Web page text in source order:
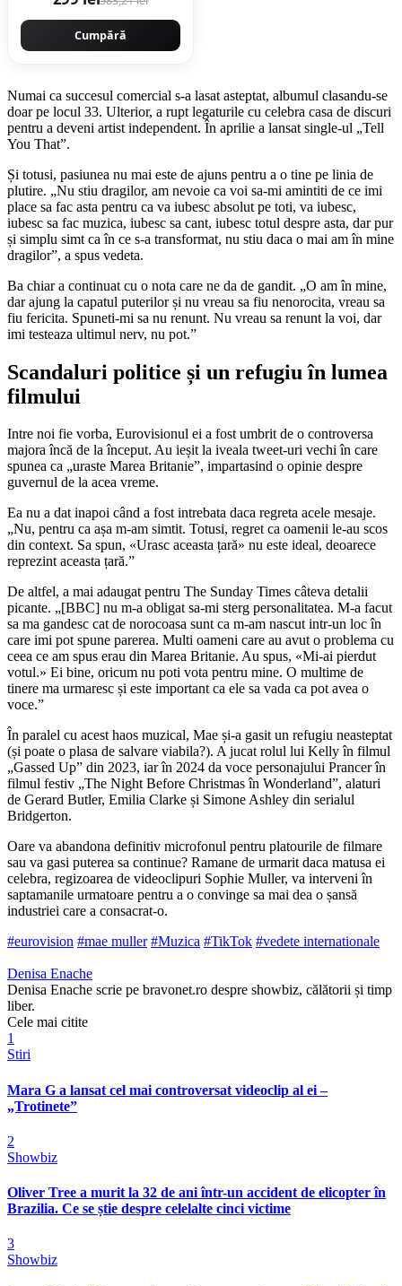
2M*, afisaj digital,
ventilat, URAL MASH IGBT
TEHNOLOGY ULTRA
Cumpără
Numai ca succesul comercial s-a lasat asteptat, albumul clasandu-se
doar pe locul 33. Ulterior, a rupt legaturile cu celebra casa de discuri
pentru a deveni artist independent. În aprilie a lansat single-ul „Tell
You That”.
Și totusi, pasiunea nu mai este de ajuns pentru a o tine pe linia de
plutire. „Nu stiu dragilor, am nevoie ca voi sa-mi amintiti de ce imi
place sa fac asta pentru ca va iubesc absolut pe toti, va iubesc,
iubesc sa fac muzica, iubesc sa cant, iubesc totul despre asta, dar pur
și simplu simt ca în ce s-a transformat, nu stiu daca o mai am în mine
dragilor”, a spus vedeta.
Ba chiar a continuat cu o nota care ne da de gandit. „O am în mine,
dar ajung la capatul puterilor și nu vreau sa fiu nenorocita, vreau sa
fiu fericita. Spuneti-mi sa nu renunt. Nu vreau sa renunt la voi, dar
imi testeaza ultimul nerv, nu pot.”
Scandaluri politice și un refugiu în lumea
filmului
Intre noi fie vorba, Eurovisionul ei a fost umbrit de o controversa
majora încă de la început. Au ieșit la iveala tweet-uri vechi în care
spunea ca „uraste Marea Britanie”, impartasind o opinie despre
guvernul de la acea vreme.
Ea nu a dat inapoi când a fost intrebata daca regreta acele mesaje.
„Nu, pentru ca așa m-am simtit. Totusi, regret ca oamenii le-au scos
din context. Sa spun, «Urasc aceasta țară» nu este ideal, deoarece
reprezint aceasta țară.”
De altfel, a mai adaugat pentru The Sunday Times câteva detalii
picante. „[BBC] nu m-a obligat sa-mi sterg personalitatea. M-a facut
sa ma gandesc cat de norocoasa sunt ca m-am nascut intr-un loc în
care imi pot spune parerea. Multi oameni care au avut o problema cu
ceea ce am spus erau din Marea Britanie. Au spus, «Mi-ai pierdut
votul.» Ei bine, oricum nu poti vota pentru mine. O multime de
tinere ma urmaresc și este important ca ele sa vada ca pot avea o
voce.”
În paralel cu acest haos muzical, Mae și-a gasit un refugiu neasteptat
(și poate o plasa de salvare viabila?). A jucat rolul lui Kelly în filmul
„Gassed Up” din 2023, iar în 2024 da voce personajului Prancer în
filmul festiv „The Night Before Christmas în Wonderland”, alaturi
de Gerard Butler, Emilia Clarke și Simone Ashley din serialul
Bridgerton.
Oare va abandona definitiv microfonul pentru platourile de filmare
sau va gasi puterea sa continue? Ramane de urmarit daca matusa ei
celebra, regizoarea de videoclipuri Sophie Muller, va interveni în
saptamanile urmatoare pentru a o convinge sa mai dea o șansă
industriei care a consacrat-o.
#eurovision #mae muller #Muzica #TikTok #vedete internationale
Denisa Enache
Denisa Enache scrie pe bravonet.ro despre showbiz, călătorii și timp
liber.
Cele mai citite
1
Stiri
Mara G a lansat cel mai controversat videoclip al ei –
„Trotinete”
2
Showbiz
Oliver Tree a murit la 32 de ani într-un accident de elicopter în
Brazilia. Ce se știe despre celelalte cinci victime
3
Showbiz